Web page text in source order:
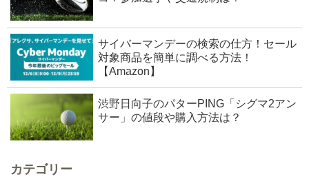
サイバーマンデーの検索の仕方！セール
対象商品を簡単に調べる方法！
【Amazon】
渋野日向子のパターPING「シグマ2アン
サー」の値段や購入方法は？
カテゴリー